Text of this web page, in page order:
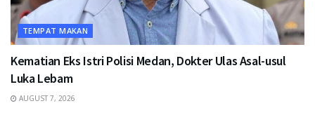
TEMPAT MAKAN
Kematian Eks Istri Polisi Medan, Dokter Ulas Asal-usul
Luka Lebam
AUGUST 7, 2026